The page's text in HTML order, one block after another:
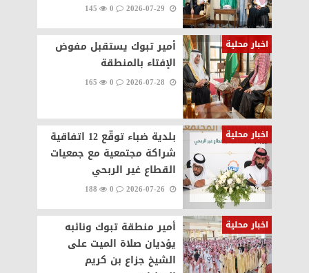
0
145
اخبار محلية
أمير تبوك يستقبل مفوض
الإفتاء بالمنطقة
0
165
اخبار محلية
بلدية ضباء توقّع 12 اتفاقية
شراكة مجتمعية مع جمعيات
القطاع غير الربحي
0
188
اخبار محلية
أمير منطقة تبوك ونائبه
يؤديان صلاة الميت على
الشيخ جزاع بن كريم